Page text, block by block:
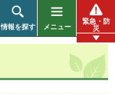
情報を探す メニュー
緊急・防
災